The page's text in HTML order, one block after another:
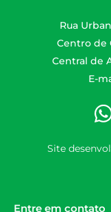
Rua
Centro de
Central de
E-
Site
Entre em contato